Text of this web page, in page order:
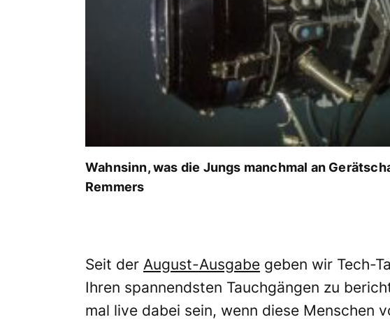
Wahnsinn, was die Jungs manchmal an
Remmers
Seit der August-Ausgabe geben wir Tech-
Ihren spannendsten Tauchgängen zu
mal live dabei sein, wenn diese Menschen